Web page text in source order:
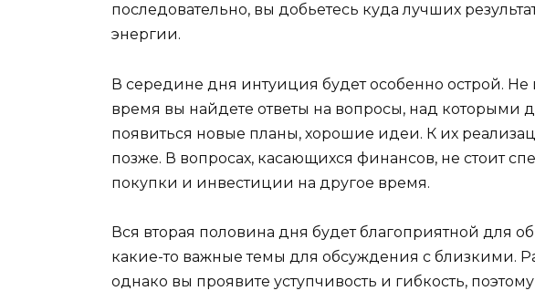
последовательно, вы добьетесь куда лучших
энергии.
В середине дня интуиция будет особенно острой. Не
время вы найдете ответы на вопросы, над которыми
появиться новые планы, хорошие идеи. К их
позже. В вопросах, касающихся финансов, не стоит
покупки и инвестиции на другое время.
Вся вторая половина дня будет благоприятной для
какие-то важные темы для обсуждения с близкими.
однако вы проявите уступчивость и гибкость,